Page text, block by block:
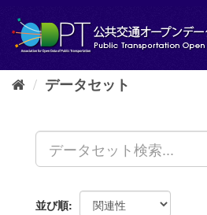
し
データセット
並び順